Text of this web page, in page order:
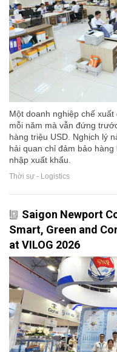
Một doanh nghiệp chế
mỗi năm mà vẫn đứng
hàng triệu USD. Nghịch lý
hải quan chỉ đảm bảo
nhập xuất khẩu.
Thời sự - Logistics
Saigon Newport
Smart, Green and
at VILOG 2026